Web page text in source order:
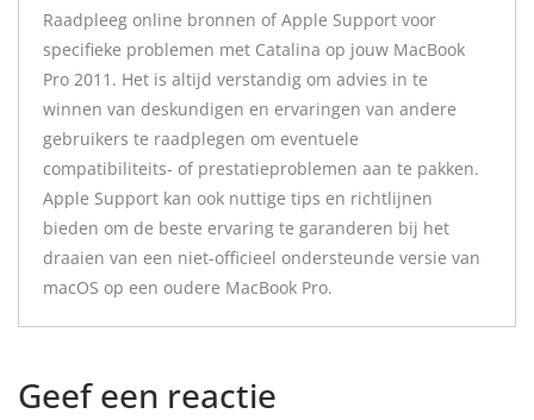
Raadpleeg online bronnen of Apple Support voor
specifieke problemen met Catalina op jouw MacBook
Pro 2011. Het is altijd verstandig om advies in te
winnen van deskundigen en ervaringen van andere
gebruikers te raadplegen om eventuele
compatibiliteits- of prestatieproblemen aan te pakken.
Apple Support kan ook nuttige tips en richtlijnen
bieden om de beste ervaring te garanderen bij het
draaien van een niet-officieel ondersteunde versie van
macOS op een oudere MacBook Pro.
Geef een reactie